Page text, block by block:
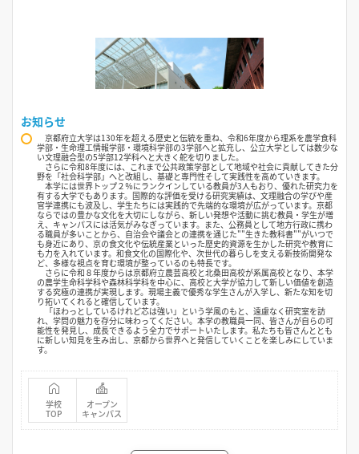
お知らせ
京都府立大学は130年を超える歴史と伝統を重ね、令和6年度から理系を農学食科
学部・生命理工情報学部・環境科学部の3学部へと拡充し、公立大学としては数少な
い文理融合型の5学部12学科へと大きく舵を切りました。
さらに令和8年度には、これまで公共政策学部として地域や社会に貢献してきた分
野を「社会科学部」へと改組し、基礎と専門性そして実践性を高めていきます。
本学には世界トップ２％にランクインしている教員が3人もおり、優れた研究力を
有する大学でもあります。国際的な評価を受ける研究実績は、文理融合の学びや産
官学連携にも波及し、学生たちには実践的で先端的な環境が広がっています。京都
ならではの豊かな文化を大切にしながら、新しい発想や活動に挑む教員・学生が増
え、キャンパスには活気がみなぎっています。また、公務員として地方行政に携わ
る職員が多いことから、自治会や議会との連携を通じた""生きた教科書""がいつで
も身近にあり、京の食文化や伝統産業といった歴史的資源を生かした研究や教育に
も力を入れています。和食文化の国際化や、次世代の暮らしを支える新技術開発な
ど、多様な視点を育む環境が整っているのも特長です。
さらに令和８年度からは京都府立農芸高校と北桑田高校が系属高校となり、本学
の農学生命科学科や森林科学科を中心に、高校と大学が協力して新しい価値を創造
する究極の連携が実現します。現場主義で優秀な学生さんが入学し、新たな知を切
り拓いてくれると確信しています。
「ほわっとしているけれど芯は強い」という学風のもと、遠慮なく研究室を訪
れ、学問の魅力を存分に味わってください。本学の教職員一同、皆さんが自らの可
能性を発見し、成長できるよう全力でサポートいたします。私たちも皆さんととも
に新しい知見を生み出し、京都から世界へと発信していくことを楽しみにしていま
す。
学校
TOP
オープン
キャンパス